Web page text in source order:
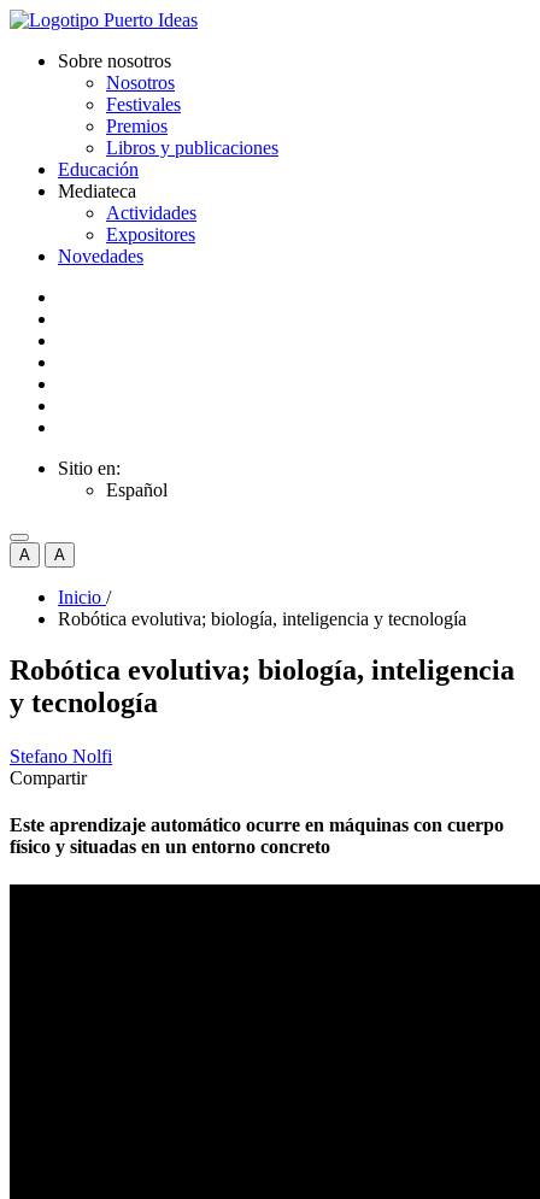
Sobre nosotros
Nosotros
Festivales
Premios
Libros y publicaciones
Educación
Mediateca
Actividades
Expositores
Novedades
Sitio en:
Español
A A
Inicio /
Robótica evolutiva; biología, inteligencia y tecnología
Robótica evolutiva; biología, inteligencia
y tecnología
Stefano Nolfi
Compartir
Este aprendizaje automático ocurre en máquinas con cuerpo
físico y situadas en un entorno concreto